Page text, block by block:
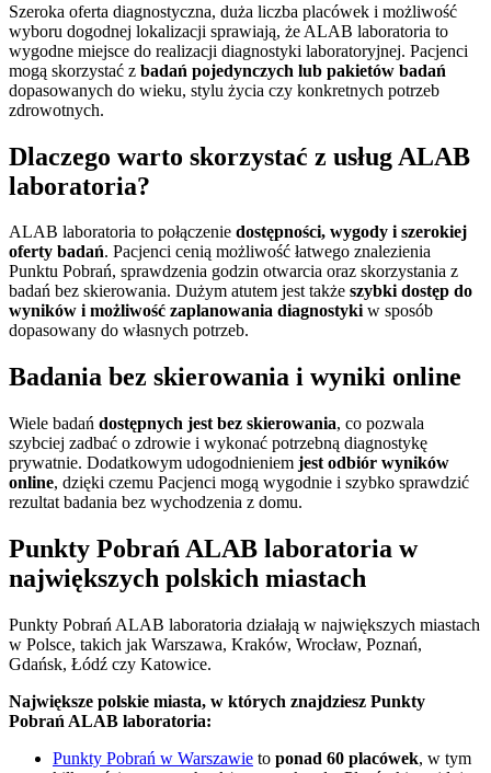
Szeroka oferta diagnostyczna, duża liczba placówek i możliwość
wyboru dogodnej lokalizacji sprawiają, że ALAB laboratoria to
wygodne miejsce do realizacji diagnostyki laboratoryjnej. Pacjenci
mogą skorzystać z badań pojedynczych lub pakietów badań
dopasowanych do wieku, stylu życia czy konkretnych potrzeb
zdrowotnych.
Dlaczego warto skorzystać z usług ALAB
laboratoria?
ALAB laboratoria to połączenie dostępności, wygody i szerokiej
oferty badań. Pacjenci cenią możliwość łatwego znalezienia
Punktu Pobrań, sprawdzenia godzin otwarcia oraz skorzystania z
badań bez skierowania. Dużym atutem jest także szybki dostęp do
wyników i możliwość zaplanowania diagnostykiw sposób
dopasowany do własnych potrzeb.
Badania bez skierowania i wyniki online
Wiele badań dostępnych jest bez skierowania, co pozwala
szybciej zadbać o zdrowie i wykonać potrzebną diagnostykę
prywatnie. Dodatkowym udogodnieniem jest odbiór wyników
online, dzięki czemu Pacjenci mogą wygodnie i szybko sprawdzić
rezultat badania bez wychodzenia z domu.
Punkty Pobrań ALAB laboratoria w
największych polskich miastach
Punkty Pobrań ALAB laboratoria działają w największych miastach
w Polsce, takich jak Warszawa, Kraków, Wrocław, Poznań,
Gdańsk, Łódź czy Katowice.
Największe polskie miasta, w których znajdziesz Punkty
Pobrań ALAB laboratoria:
Punkty Pobrań w Warszawie to ponad 60 placówek, w tym